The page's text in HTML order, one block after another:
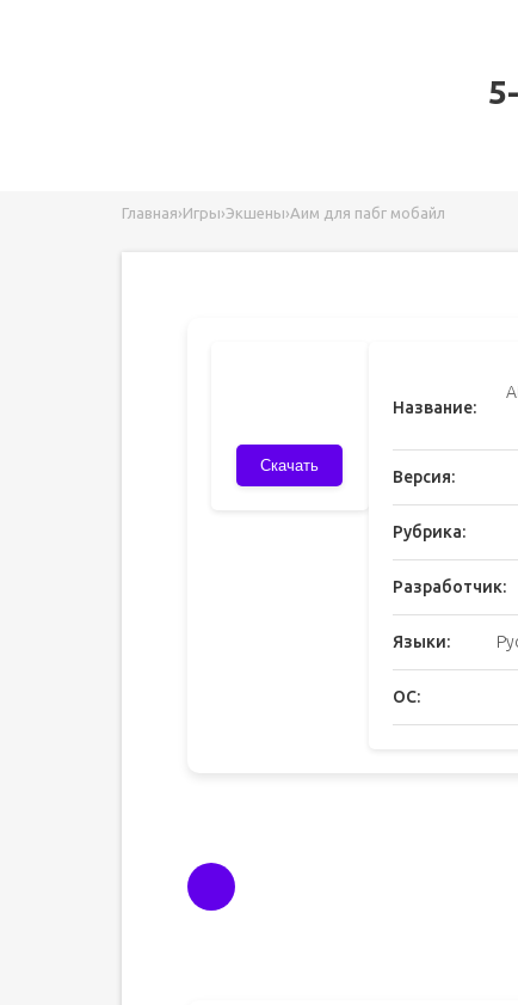
Главная›Игры›Экшены›Аим для пабг мобайл
Скачать
Название:
Версия:
Рубрика:
Разработчик:
Языки:
ОС: